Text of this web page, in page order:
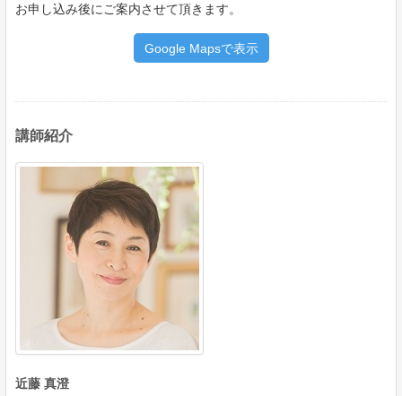
お申し込み後にご案内させて頂きます。
Google Mapsで表示
講師紹介
近藤 真澄